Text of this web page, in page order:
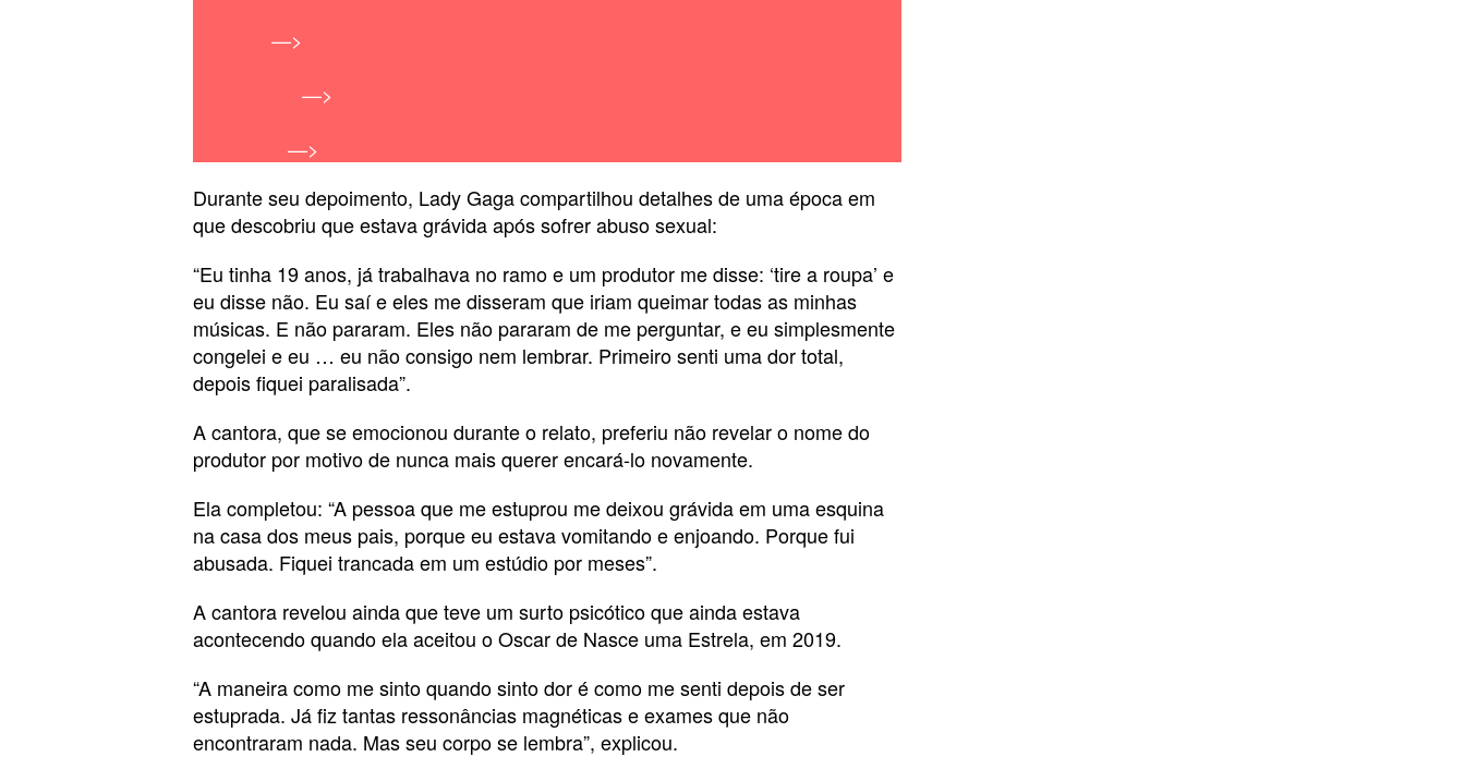
—>
—>
—>
Durante seu depoimento, Lady Gaga compartilhou detalhes de uma época em
que descobriu que estava grávida após sofrer abuso sexual:
“Eu tinha 19 anos, já trabalhava no ramo e um produtor me disse: ‘tire a roupa’ e
eu disse não. Eu saí e eles me disseram que iriam queimar todas as minhas
músicas. E não pararam. Eles não pararam de me perguntar, e eu simplesmente
congelei e eu … eu não consigo nem lembrar. Primeiro senti uma dor total,
depois fiquei paralisada”.
A cantora, que se emocionou durante o relato, preferiu não revelar o nome do
produtor por motivo de nunca mais querer encará-lo novamente.
Ela completou: “A pessoa que me estuprou me deixou grávida em uma esquina
na casa dos meus pais, porque eu estava vomitando e enjoando. Porque fui
abusada. Fiquei trancada em um estúdio por meses”.
A cantora revelou ainda que teve um surto psicótico que ainda estava
acontecendo quando ela aceitou o Oscar de Nasce uma Estrela, em 2019.
“A maneira como me sinto quando sinto dor é como me senti depois de ser
estuprada. Já fiz tantas ressonâncias magnéticas e exames que não
encontraram nada. Mas seu corpo se lembra”, explicou.